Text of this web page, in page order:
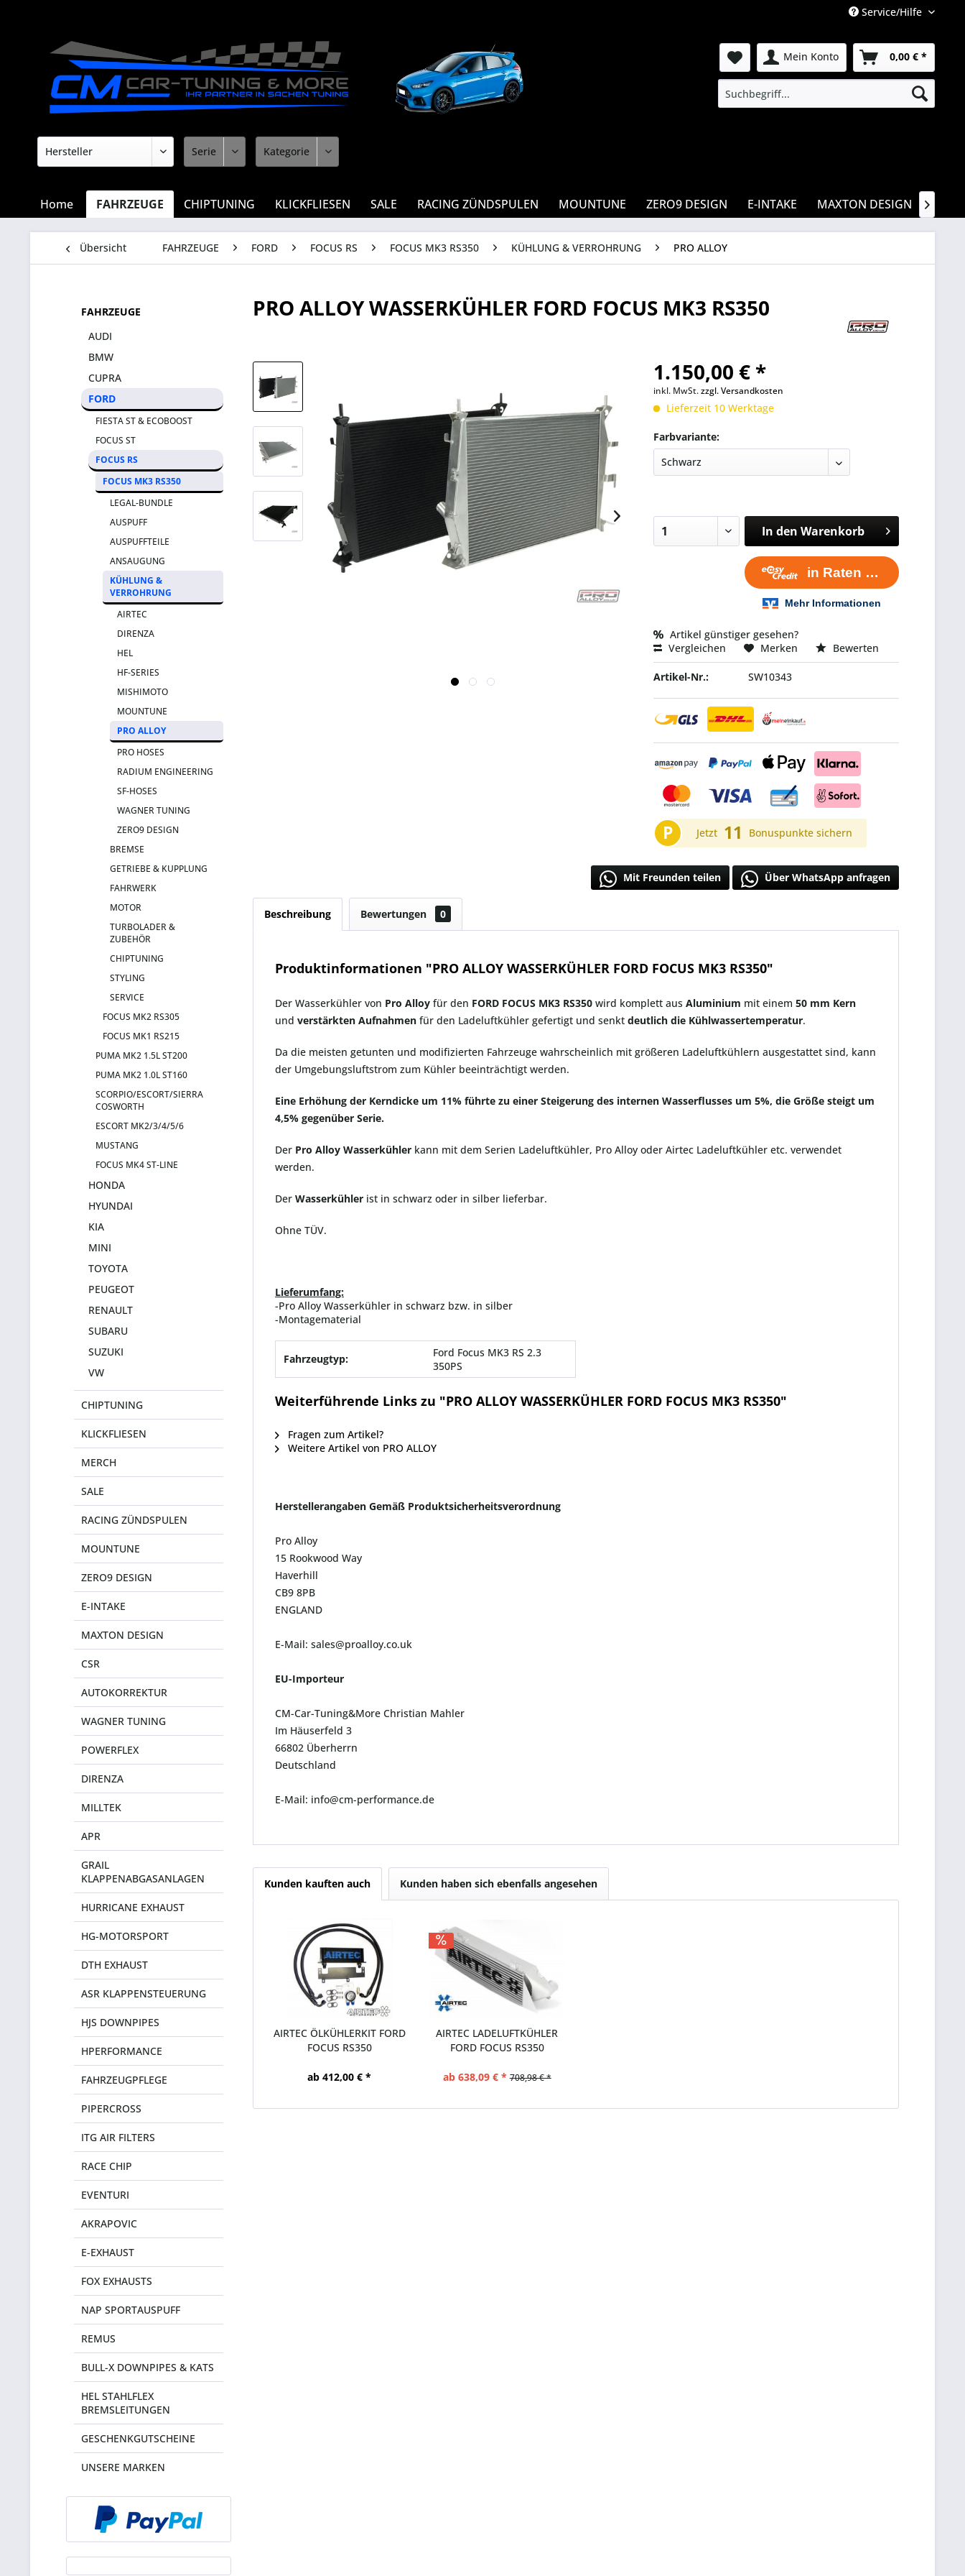
Service/Hilfe
Mein Konto 0,00 € *
Home FAHRZEUGE CHIPTUNING KLICKFLIESEN SALE RACING ZÜNDSPULEN MOUNTUNE ZERO9 DESIGN E-INTAKE MAXTON DESIGN 
Übersicht FAHRZEUGE FORD FOCUS RS FOCUS MK3 RS350 KÜHLUNG & VERROHRUNG PRO ALLOY
FAHRZEUGE
AUDI
BMW
CUPRA
FORD
FIESTA ST & ECOBOOST
FOCUS ST
FOCUS RS
FOCUS MK3 RS350
LEGAL-BUNDLE
AUSPUFF
AUSPUFFTEILE
ANSAUGUNG
KÜHLUNG &
VERROHRUNG
AIRTEC
DIRENZA
HEL
HF-SERIES
MISHIMOTO
MOUNTUNE
PRO ALLOY
PRO HOSES
RADIUM ENGINEERING
SF-HOSES
WAGNER TUNING
ZERO9 DESIGN
BREMSE
GETRIEBE & KUPPLUNG
FAHRWERK
MOTOR
TURBOLADER &
ZUBEHÖR
CHIPTUNING
STYLING
SERVICE
FOCUS MK2 RS305
FOCUS MK1 RS215
PUMA MK2 1.5L ST200
PUMA MK2 1.0L ST160
SCORPIO/ESCORT/SIERRA
COSWORTH
ESCORT MK2/3/4/5/6
MUSTANG
FOCUS MK4 ST-LINE
HONDA
HYUNDAI
KIA
MINI
TOYOTA
PEUGEOT
RENAULT
SUBARU
SUZUKI
VW
CHIPTUNING
KLICKFLIESEN
MERCH
SALE
RACING ZÜNDSPULEN
MOUNTUNE
ZERO9 DESIGN
E-INTAKE
MAXTON DESIGN
CSR
AUTOKORREKTUR
WAGNER TUNING
POWERFLEX
DIRENZA
MILLTEK
APR
GRAIL
KLAPPENABGASANLAGEN
HURRICANE EXHAUST
HG-MOTORSPORT
DTH EXHAUST
ASR KLAPPENSTEUERUNG
HJS DOWNPIPES
HPERFORMANCE
FAHRZEUGPFLEGE
PIPERCROSS
ITG AIR FILTERS
RACE CHIP
EVENTURI
AKRAPOVIC
E-EXHAUST
FOX EXHAUSTS
NAP SPORTAUSPUFF
REMUS
BULL-X DOWNPIPES & KATS
HEL STAHLFLEX
BREMSLEITUNGEN
GESCHENKGUTSCHEINE
UNSERE MARKEN
PRO ALLOY WASSERKÜHLER FORD FOCUS MK3 RS350
1.150,00 € *
inkl. MwSt.zzgl. Versandkosten
Lieferzeit 10 Werktage
Farbvariante:
In den Warenkorb
Artikel günstiger gesehen?
Vergleichen
Merken Bewerten
Artikel-Nr.: SW10343
P Jetzt 11 Bonuspunkte sichern
Mit Freunden teilen Über WhatsApp anfragen
Beschreibung Bewertungen 0
Produktinformationen "PRO ALLOY WASSERKÜHLER FORD FOCUS MK3 RS350"
Der Wasserkühler von Pro Alloy für den FORD FOCUS MK3 RS350 wird komplett aus Aluminium mit einem 50 mm Kern
und verstärkten Aufnahmen für den Ladeluftkühler gefertigt und senkt deutlich die Kühlwassertemperatur.
Da die meisten getunten und modifizierten Fahrzeuge wahrscheinlich mit größeren Ladeluftkühlern ausgestattet sind, kann
der Umgebungsluftstrom zum Kühler beeinträchtigt werden.
Eine Erhöhung der Kerndicke um 11% führte zu einer Steigerung des internen Wasserflusses um 5%, die Größe steigt um
4,5% gegenüber Serie.
Der Pro Alloy Wasserkühler kann mit dem Serien Ladeluftkühler, Pro Alloy oder Airtec Ladeluftkühler etc. verwendet
werden.
Der Wasserkühler ist in schwarz oder in silber lieferbar.
Ohne TÜV.
Lieferumfang:
-Pro Alloy Wasserkühler in schwarz bzw. in silber
-Montagematerial
Fahrzeugtyp:
Ford Focus MK3 RS 2.3
350PS
Weiterführende Links zu "PRO ALLOY WASSERKÜHLER FORD FOCUS MK3 RS350"
Fragen zum Artikel?
Weitere Artikel von PRO ALLOY
Herstellerangaben Gemäß Produktsicherheitsverordnung
Pro Alloy
15 Rookwood Way
Haverhill
CB9 8PB
ENGLAND
E-Mail: sales@proalloy.co.uk
EU-Importeur
CM-Car-Tuning&More Christian Mahler
Im Häuserfeld 3
66802 Überherrn
Deutschland
E-Mail: info@cm-performance.de
Kunden kauften auch Kunden haben sich ebenfalls angesehen
AIRTEC ÖLKÜHLERKIT FORD
FOCUS RS350
ab 412,00 € *
AIRTEC LADELUFTKÜHLER
FORD FOCUS RS350
ab 638,09 € * 708,98 € *